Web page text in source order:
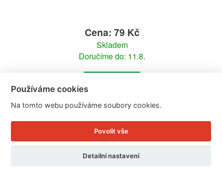
Cena: 79 Kč
Skladem
Doručíme do: 11.8.
Používáme cookies
Na tomto webu používáme soubory cookies.
Povolit vše
Detailní nastavení